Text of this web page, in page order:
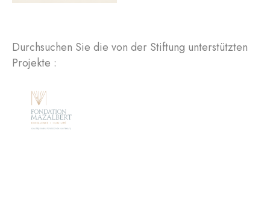
Durchsuchen Sie die von der Stiftung unterstützten
Projekte :